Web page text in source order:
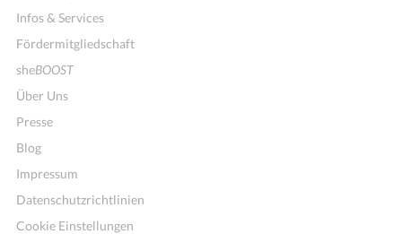
Infos & Services
Fördermitgliedschaft
sheBOOST
Über Uns
Presse
Blog
Impressum
Datenschutzrichtlinien
Cookie Einstellungen